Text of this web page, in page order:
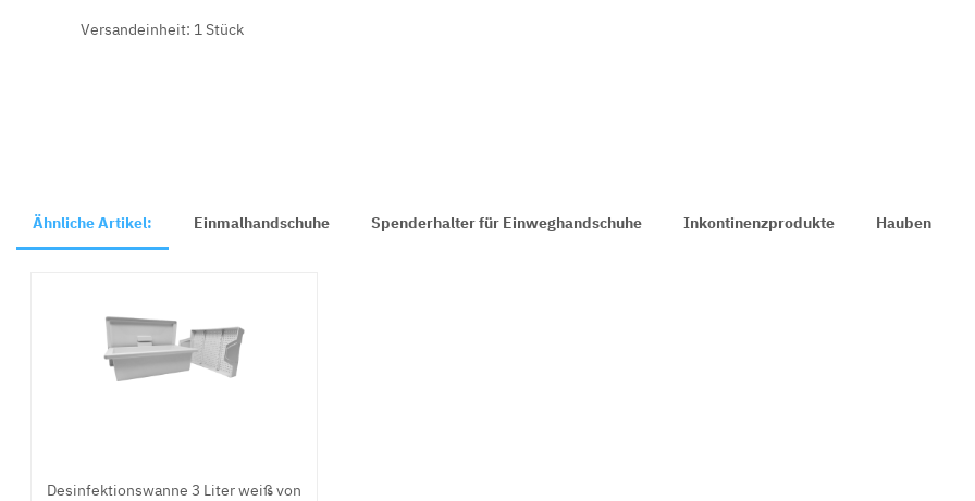
Versandeinheit: 1 Stück
Ähnliche Artikel: Einmalhandschuhe Spenderhalter für Einweghandschuhe Inkontinenzprodukte Hauben
Desinfektionswanne 3 Liter weiß von